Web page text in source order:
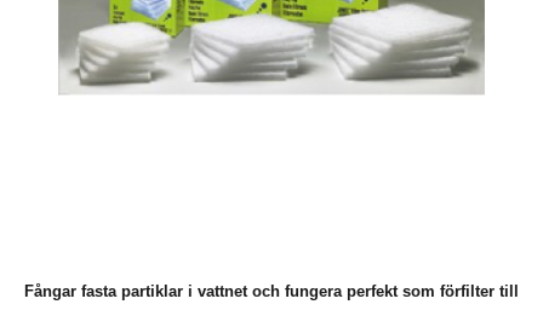
Fångar fasta partiklar i vattnet och fungera perfekt som förfilter till